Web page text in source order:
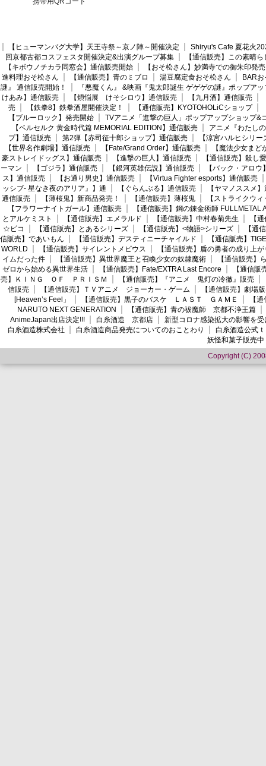
【ヒューマンバグ大学】天王寺祭～京ノ陣～開催決定
Shiryu's Cafe 夏花火
回京都古都コスフェスタ開催決定&出演グループ募集
【通信販売】この素晴
【キボウノチカラ同窓会】通信販売開始
【おそ松さん】妙満寺での御朱印発売
進料理おそ松さん
【通信販売】青のミブロ 湯豆腐定食おそ松さん
BAR
謎』 通信販売開始！
『悪魔くん』 &映画『鬼太郎誕生 ゲゲゲの謎』ポップア
けあみ】通信販売
【煩悩展 けそシロウ】通信販売 【九月酒】通信販売
売
【鉄拳8】鉄拳酒屋開催決定！ 【通信販売】KYOTOHOLiCショップ
【ブルーロック】発売開始
TVアニメ「進撃の巨人」ポップアップショップ&
【ベルセルク 黄金時代篇 MEMORIAL EDITION】通信販売
アニメ『わたし
プ】通信販売
第2弾【赤司征十郎ショップ】通信販売
【涼宮ハルヒシリ
【世界名作劇場】通信販売
【Fate/Grand Order】通信販売
【魔法少女ま
豪ストレイドッグス】通信販売
【進撃の巨人】通信販売
【通信販売】殺し愛
ーマン
【ゴジラ】通信販売 【銀河英雄伝説】通信販売
【バック・アロウ
ス】通信販売
【お通り男史】通信販売
【Virtua Fighter esports】通信販売
ッシブ- 星なき夜のアリア』】通
【ぐらんぶる】通信販売
【ヤマノススメ
通信販売
【薄桜鬼】新商品発売！ 【通信販売】薄桜鬼
【ストライクウ
【フラワーナイトガール】通信販売
【通信販売】鋼の錬金術師 FULLMETAL
とアルケミスト
【通信販売】エメラルド 【通信販売】中村春菊先生
【
☆ピコ
【通信販売】とあるシリーズ 【通信販売】<物語>シリーズ
【通
信販売】であいもん
【通信販売】デスティニーチャイルド
【通信販売】
WORLD
【通信販売】サイレントメビウス
【通信販売】盾の勇者の成り上が
イムだった件
【通信販売】異世界魔王と召喚少女の奴隷魔術
【通信販売】
ゼロから始める異世界生活
【通信販売】Fate/EXTRA Last Encore
【通信
売】ＫＩＮＧ ＯＦ ＰＲＩＳＭ
【通信販売】『アニメ 鬼灯の冷徹』販売
信販売
【通信販売】ＴＶアニメ ジョーカー・ゲーム
【通信販売】劇場
[Heaven’s Feel」
【通信販売】黒子のバスケ ＬＡＳＴ ＧＡＭＥ
【
NARUTO NEXT GENERATION
【通信販売】青の祓魔師 京都不浄王篇
AnimeJapan出店決定!!!
白糸酒造 京都店
新型コロナ感染拡大の影響を
白糸酒造株式会社
白糸酒造商品発売についてのおことわり
白糸酒造公式
妖怪和菓子販売中
Copyright (C)